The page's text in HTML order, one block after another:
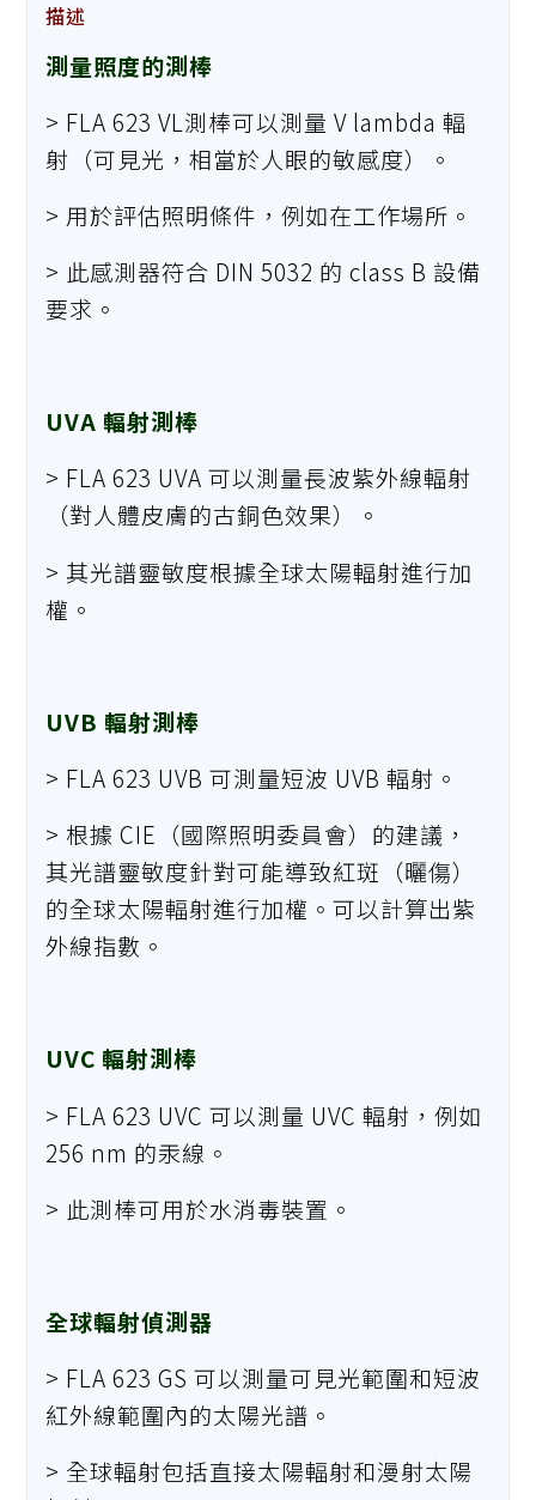
描述
測量照度的測棒
> FLA 623 VL測棒可以測量 V lambda 輻
射（可見光，相當於人眼的敏感度）。
> 用於評估照明條件，例如在工作場所。
> 此感測器符合 DIN 5032 的 class B 設備
要求。
UVA 輻射測棒
> FLA 623 UVA 可以測量長波紫外線輻射
（對人體皮膚的古銅色效果）。
> 其光譜靈敏度根據全球太陽輻射進行加
權。
UVB 輻射測棒
> FLA 623 UVB 可測量短波 UVB 輻射。
> 根據 CIE（國際照明委員會）的建議，
其光譜靈敏度針對可能導致紅斑（曬傷）
的全球太陽輻射進行加權。可以計算出紫
外線指數。
UVC 輻射測棒
> FLA 623 UVC 可以測量 UVC 輻射，例如
256 nm 的汞線。
> 此測棒可用於水消毒裝置。
全球輻射偵測器
> FLA 623 GS 可以測量可見光範圍和短波
紅外線範圍內的太陽光譜。
> 全球輻射包括直接太陽輻射和漫射太陽